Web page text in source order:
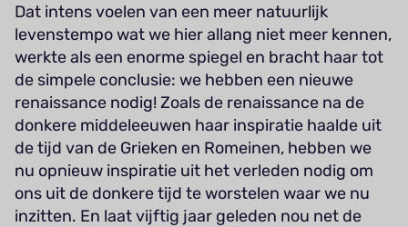
Dat intens voelen van een meer natuurlijk
levenstempo wat we hier allang niet meer kennen,
werkte als een enorme spiegel en bracht haar tot
de simpele conclusie: we hebben een nieuwe
renaissance nodig! Zoals de renaissance na de
donkere middeleeuwen haar inspiratie haalde uit
de tijd van de Grieken en Romeinen, hebben we
nu opnieuw inspiratie uit het verleden nodig om
ons uit de donkere tijd te worstelen waar we nu
inzitten. En laat vijftig jaar geleden nou net de